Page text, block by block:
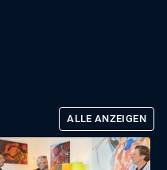
ALLE ANZEIGEN